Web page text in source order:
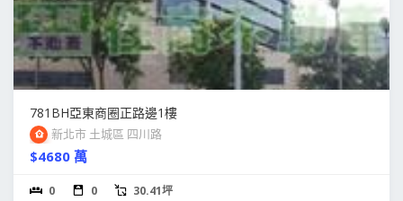
781BH亞東商圈正路邊1樓
新北市 土城區 四川路
$4680 萬
0 0 30.41坪